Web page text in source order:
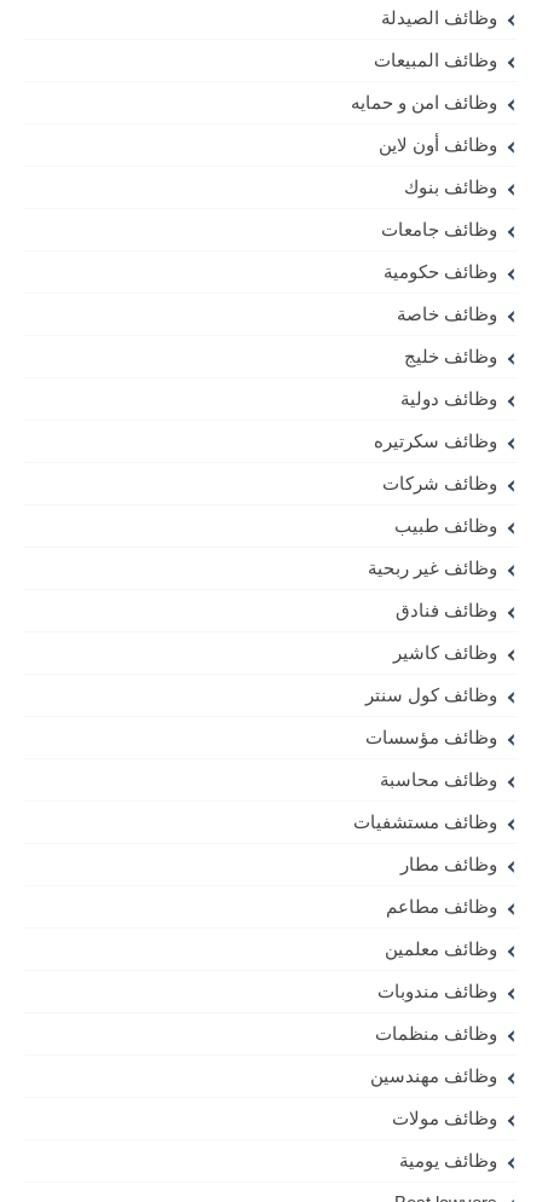
وظائف الصيدلة
وظائف المبيعات
وظائف امن و حمايه
وظائف أون لاين
وظائف بنوك
وظائف جامعات
وظائف حكومية
وظائف خاصة
وظائف خليج
وظائف دولية
وظائف سكرتيره
وظائف شركات
وظائف طبيب
وظائف غير ربحية
وظائف فنادق
وظائف كاشير
وظائف كول سنتر
وظائف مؤسسات
وظائف محاسبة
وظائف مستشفيات
وظائف مطار
وظائف مطاعم
وظائف معلمين
وظائف مندوبات
وظائف منظمات
وظائف مهندسين
وظائف مولات
وظائف يومية